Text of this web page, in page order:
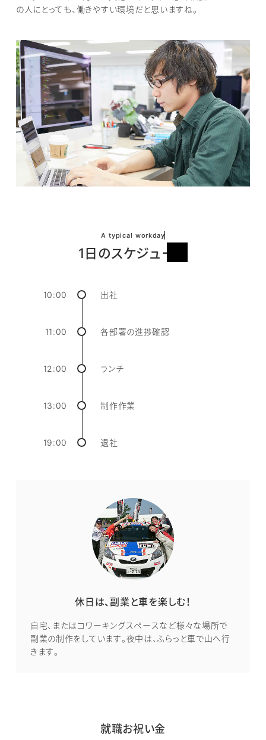
の人にとっても、働きやすい環境だと思いますね。
A typical workday
1日のスケジュール
10:00 出社
11:00 各部署の進捗確認
12:00 ランチ
13:00 制作作業
19:00 退社
休日は、副業と車を楽しむ！
自宅、またはコワーキングスペースなど様々な場所で
副業の制作をしています。夜中は、ふらっと車で山へ行
きます。
就職お祝い金